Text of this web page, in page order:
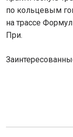
по кольцевым
на трассе
При.